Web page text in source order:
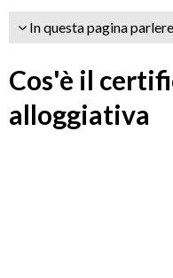
In questa pagina
Cos'è il
alloggiativa